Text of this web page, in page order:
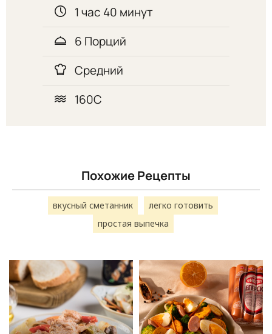
1 час 40 минут
6 Порций
Средний
160С
Похожие Рецепты
вкусный сметанник
легко готовить
простая выпечка